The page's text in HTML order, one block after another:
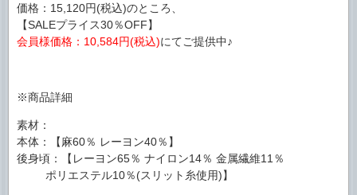
価格：15,120円(税込)のところ、
【SALEプライス30％OFF】
会員様価格：10,584円(税込)にてご提供中♪
※商品詳細
素材：
本体：【麻60％ レーヨン40％】
後身頃：【レーヨン65％ ナイロン14％ 金属繊維11％
ポリエステル10％(スリット糸使用)】